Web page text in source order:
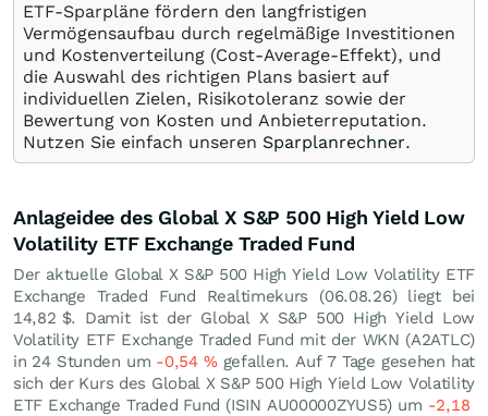
ETF-Sparpläne fördern den langfristigen
Vermögensaufbau durch regelmäßige Investitionen
und Kostenverteilung (Cost-Average-Effekt), und
die Auswahl des richtigen Plans basiert auf
individuellen Zielen, Risikotoleranz sowie der
Bewertung von Kosten und Anbieterreputation.
Nutzen Sie einfach unseren Sparplanrechner.
Anlageidee des Global X S&P 500 High Yield Low
Volatility ETF Exchange Traded Fund
Der aktuelle Global X S&P 500 High Yield Low Volatility ETF
Exchange Traded Fund Realtimekurs (06.08.26) liegt bei
14,82 $. Damit ist der Global X S&P 500 High Yield Low
Volatility ETF Exchange Traded Fund mit der WKN (A2ATLC)
in 24 Stunden um -0,54 %gefallen. Auf 7 Tage gesehen hat
sich der Kurs des Global X S&P 500 High Yield Low Volatility
ETF Exchange Traded Fund (ISIN AU00000ZYUS5) um -2,18